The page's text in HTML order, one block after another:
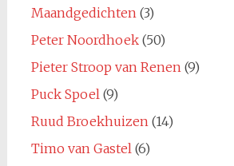
Maandgedichten (3)
Peter Noordhoek(50)
Pieter Stroop van Renen (9)
Puck Spoel (9)
Ruud Broekhuizen (14)
Timo van Gastel (6)